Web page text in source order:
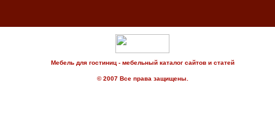
Мебель для гостиниц - мебельный каталог сайтов и статей
© 2007 Все права защищены.